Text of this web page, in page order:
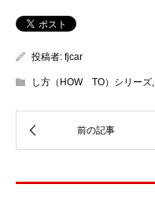
投稿者: fjcar
し方（HOW TO）シリーズ,